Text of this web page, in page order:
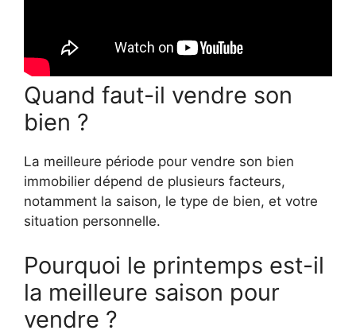
Quand faut-il vendre son
bien ?
La meilleure période pour vendre son bien
immobilier dépend de plusieurs facteurs,
notamment la saison, le type de bien, et votre
situation personnelle.
Pourquoi le printemps est-il
la meilleure saison pour
vendre ?